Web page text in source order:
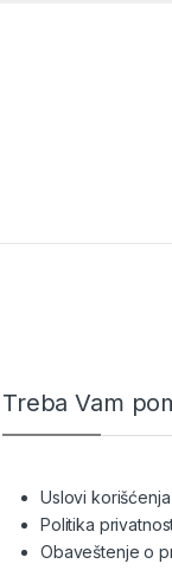
Treba Vam
Uslovi korišćenja
Politika
Obaveštenje o